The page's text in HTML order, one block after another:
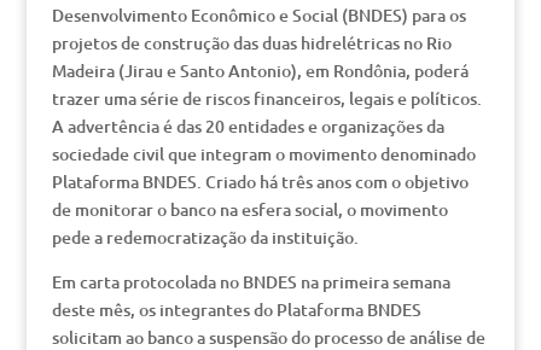
Desenvolvimento Econômico e Social (BNDES) para os
projetos de construção das duas hidrelétricas no Rio
Madeira (Jirau e Santo Antonio), em Rondônia, poderá
trazer uma série de riscos financeiros, legais e políticos.
A advertência é das 20 entidades e organizações da
sociedade civil que integram o movimento denominado
Plataforma BNDES. Criado há três anos com o objetivo
de monitorar o banco na esfera social, o movimento
pede a redemocratização da instituição.
Em carta protocolada no BNDES na primeira semana
deste mês, os integrantes do Plataforma BNDES
solicitam ao banco a suspensão do processo de análise de